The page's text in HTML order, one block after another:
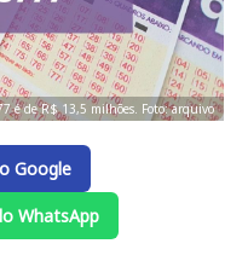
é de R$ 13,5 milhões. Foto: arquivo
Google
WhatsApp